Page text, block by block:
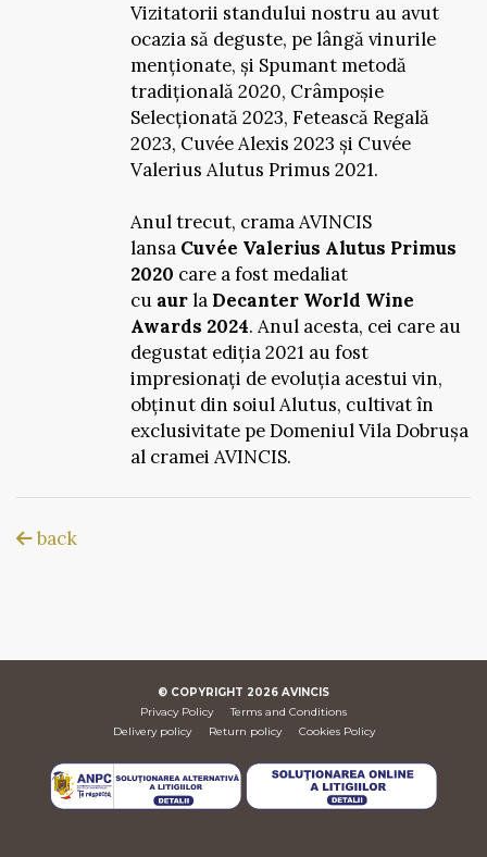
Vizitatorii standului nostru au avut
ocazia să deguste, pe lângă vinurile
menționate, și Spumant metodă
tradițională 2020, Crâmpoșie
Selecționată 2023, Fetească Regală
2023, Cuvée Alexis 2023 și Cuvée
Valerius Alutus Primus 2021.
Anul trecut, crama AVINCIS
lansa Cuvée Valerius Alutus Primus
2020 care a fost medaliat
cu aurla Decanter World Wine
Awards 2024. Anul acesta, cei care au
degustat ediția 2021 au fost
impresionați de evoluția acestui vin,
obținut din soiul Alutus, cultivat în
exclusivitate pe Domeniul Vila Dobrușa
al cramei AVINCIS.
back
© COPYRIGHT 2026 AVINCIS
Privacy Policy
Terms and Conditions
Delivery policy
Return policy Cookies Policy